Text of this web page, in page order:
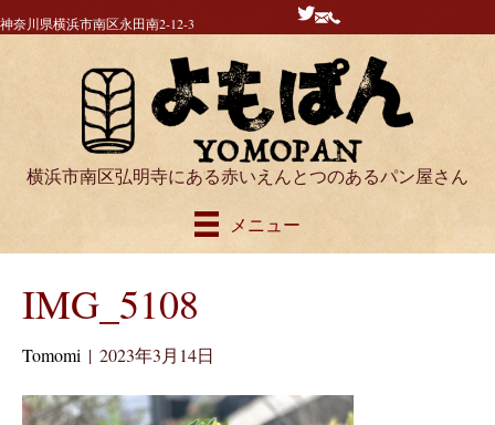
神奈川県横浜市南区永田南2-12-3
横浜市南区弘明寺にある赤いえんとつのあるパン屋さん
メニュー
IMG_5108
Tomomi | 2023年3月14日